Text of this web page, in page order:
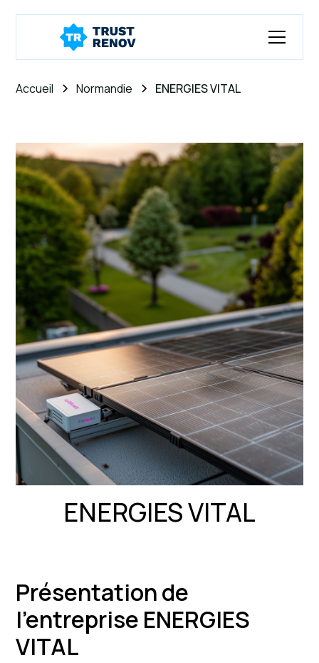
Accueil Normandie ENERGIES VITAL
ENERGIES VITAL
Présentation de
l'entreprise ENERGIES
VITAL